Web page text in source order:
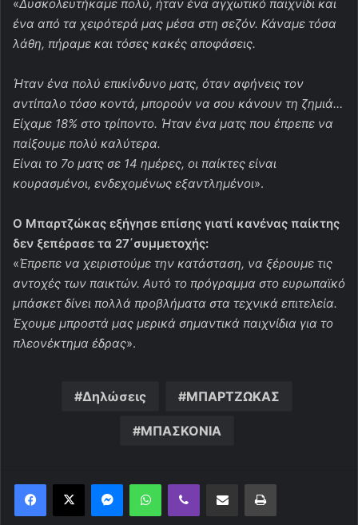
«Δυσκολευτήκαμε πολύ, ήταν ένα αγχωτικό παιχνίδι και
ένα από τα χειρότερά μας μέσα στη σεζόν. Κάναμε τόσα
λάθη, πήραμε και τόσες κακές αποφάσεις.
Ήταν ένα πολύ επικίνδυνο ματς, όταν αφήνεις τον
αντίπαλο τόσο κοντά, μπορούν να σου κάνουν τη ζημιά…
Είχαμε 18% στο τρίποντο. Ήταν ένα ματς που έπρεπε να
παίξουμε πολύ καλύτερα.
Είναι το 7ο ματς σε 14 ημέρες, οι παίκτες είναι
κουρασμένοι, ενδεχομένως εξαντλημένοι».
Ο Μπαρτζώκας εξήγησε επίσης γιατί κανένας παίκτης
δεν ξεπέρασε τα 27΄συμμετοχής:
«Έπρεπε να χειριστούμε την κατάσταση, να ξέρουμε τις
αντοχές των παικτών. Αυτό το πρόγραμμα στο ευρωπαϊκό
μπάσκετ δίνει πολλά προβλήματα στα τεχνικά επιτελεία.
Έχουμε μπροστά μας μερικά σημαντικά παιχνίδια για το
πλεονέκτημα έδρας».
Δηλώσεις ΜΠΑΡΤΖΩΚΑΣ
ΜΠΑΣΚΟΝΙΑ
MessengerWhatsAppViber Κοινοποίηση μέσω ηλεκτρονικού ταχυδρομείουΕκτύπωση